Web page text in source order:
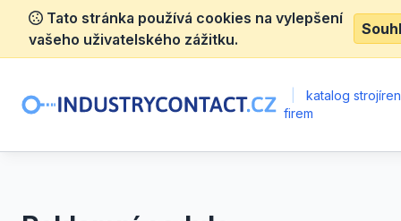
Tato stránka používá cookies na vylepšení
vašeho uživatelského zážitku.
katalog
firem